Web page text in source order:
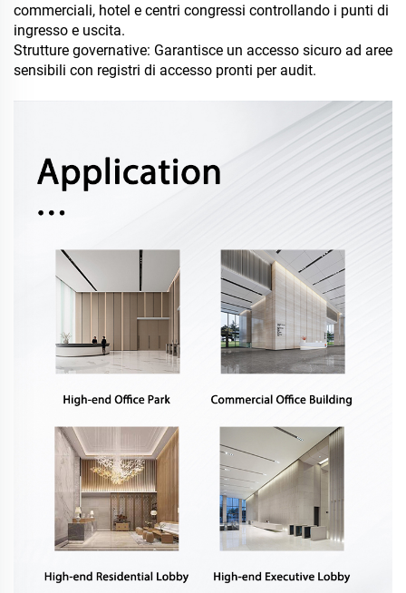
commerciali, hotel e centri congressi controllando i punti di
ingresso e uscita.
Strutture governative: Garantisce un accesso sicuro ad aree
sensibili con registri di accesso pronti per audit.